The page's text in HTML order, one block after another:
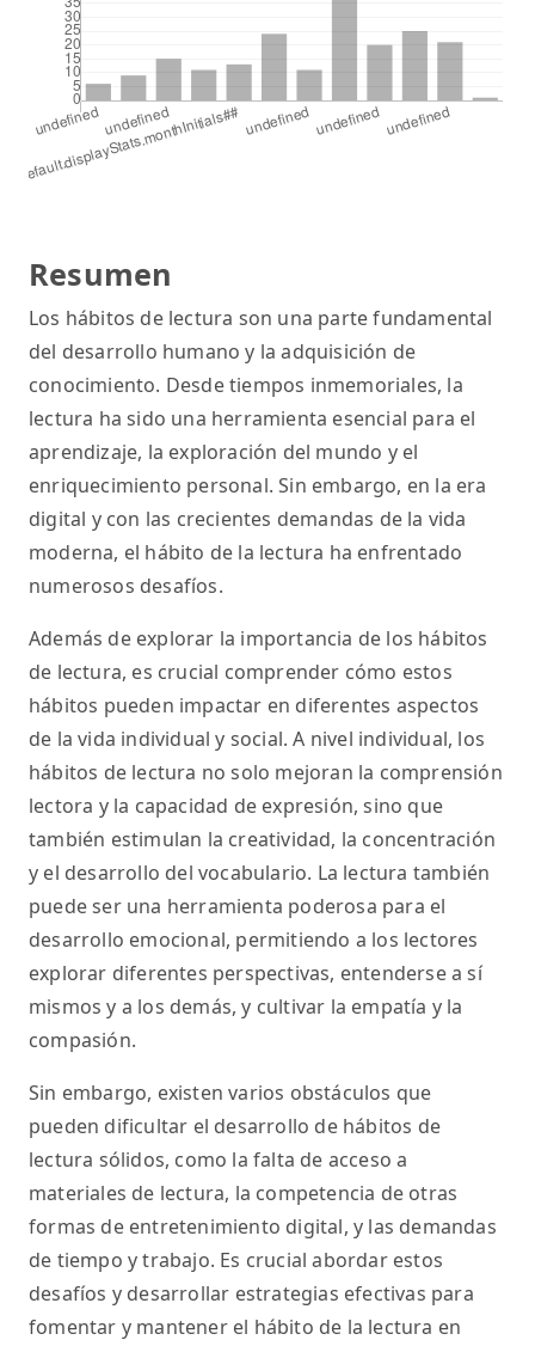
Resumen
Los hábitos de lectura son una parte fundamental
del desarrollo humano y la adquisición de
conocimiento. Desde tiempos inmemoriales, la
lectura ha sido una herramienta esencial para el
aprendizaje, la exploración del mundo y el
enriquecimiento personal. Sin embargo, en la era
digital y con las crecientes demandas de la vida
moderna, el hábito de la lectura ha enfrentado
numerosos desafíos.
Además de explorar la importancia de los hábitos
de lectura, es crucial comprender cómo estos
hábitos pueden impactar en diferentes aspectos
de la vida individual y social. A nivel individual, los
hábitos de lectura no solo mejoran la comprensión
lectora y la capacidad de expresión, sino que
también estimulan la creatividad, la concentración
y el desarrollo del vocabulario. La lectura también
puede ser una herramienta poderosa para el
desarrollo emocional, permitiendo a los lectores
explorar diferentes perspectivas, entenderse a sí
mismos y a los demás, y cultivar la empatía y la
compasión.
Sin embargo, existen varios obstáculos que
pueden dificultar el desarrollo de hábitos de
lectura sólidos, como la falta de acceso a
materiales de lectura, la competencia de otras
formas de entretenimiento digital, y las demandas
de tiempo y trabajo. Es crucial abordar estos
desafíos y desarrollar estrategias efectivas para
fomentar y mantener el hábito de la lectura en